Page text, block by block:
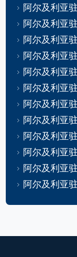
阿尔及利亚
阿尔及利亚
阿尔及利亚
阿尔及利亚
阿尔及利亚
阿尔及利亚
阿尔及利亚
阿尔及利亚
阿尔及利亚
阿尔及利亚
阿尔及利亚
阿尔及利亚